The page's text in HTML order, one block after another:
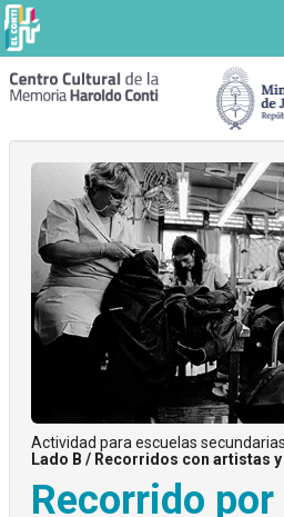
Actividad para escuelas secundarias
Lado B / Recorridos con artistas
Recorrido por